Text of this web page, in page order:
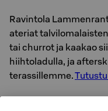
Ravintola
ateriat
tai churrot ja kaakao
hiihtoladulla, ja
terassillemme.
Rentoutumista